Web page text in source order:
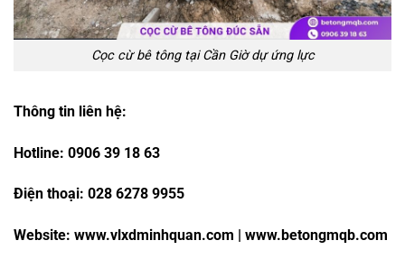
Cọc cừ bê tông tại Cần Giờ dự ứng lực
Thông tin liên hệ:
Hotline: 0906 39 18 63
Điện thoại: 028 6278 9955
Website: www.vlxdminhquan.com | www.betongmqb.com